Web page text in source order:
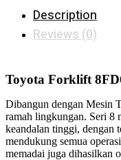
Description
Reviews (0)
Toyota Forklift
Dibangun dengan Mesin
ramah lingkungan. Seri 8
keandalan tinggi, dengan
mendukung semua
memadai juga dihasilkan